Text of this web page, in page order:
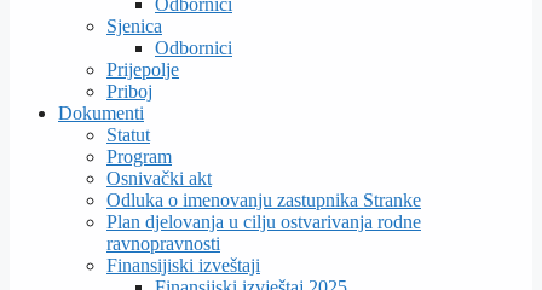
Odbornici
Sjenica
Odbornici
Prijepolje
Priboj
Dokumenti
Statut
Program
Osnivački akt
Odluka o imenovanju zastupnika Stranke
Plan djelovanja u cilju ostvarivanja rodne
ravnopravnosti
Finansijiski izveštaji